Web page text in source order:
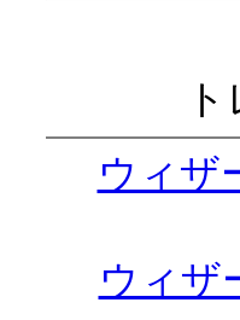
ウィザ
ウィザ